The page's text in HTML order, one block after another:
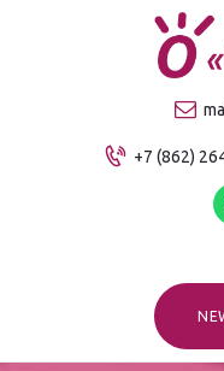
+7 (862)
О
Услуги
Прайс-
Для